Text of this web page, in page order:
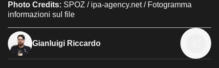
Photo Credits: SPOZ / ipa-agency.net / Fotogramma
informazioni sul file
Gianluigi Riccardo